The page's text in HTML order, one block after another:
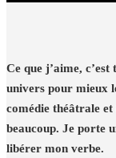
Ce que j’aime,
univers pour mieux
comédie théâtrale
beaucoup. Je porte
libérer mon verbe.